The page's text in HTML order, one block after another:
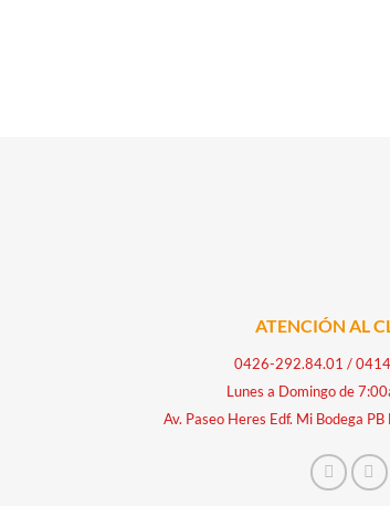
ATENCIÓN AL
0426-292.84.01 /
Lunes a Domingo de
Av. Paseo Heres Edf. Mi Bodega